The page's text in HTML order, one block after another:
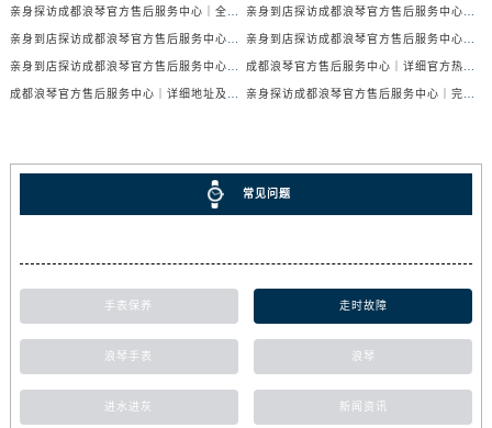
常见问题
手表保养 走时故障
浪琴手表 浪琴
进水进灰 新闻资讯